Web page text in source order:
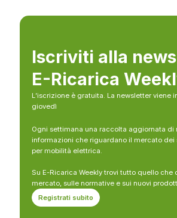
Iscriviti alla
E-Ricarica
L’iscrizione è gratuita. La newsletter viene
giovedì
Ogni settimana una raccolta aggiornata di
informazioni che riguardano il mercato dei
per mobilità elettrica.
Su E-Ricarica Weekly trovi tutto quello che
mercato, sulle normative e sui nuovi
Registrati subito